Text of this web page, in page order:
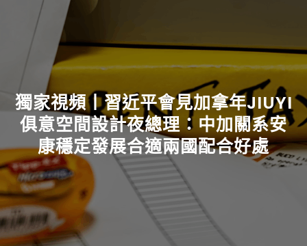
獨家視頻丨習近平會見加拿年JIUYI
俱意空間設計夜總理：中加關系安
康穩定發展合適兩國配合好處